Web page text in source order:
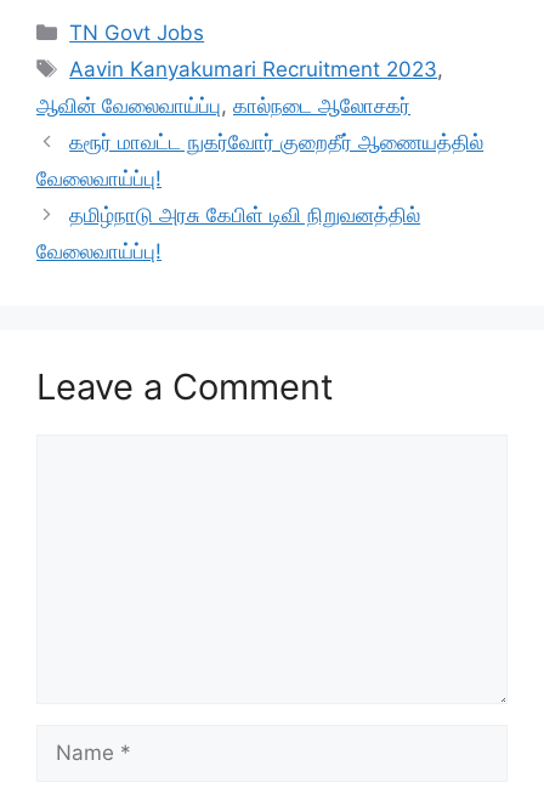
c
e
b
o
o
k
at
s
A
p
p
e
gr
a
m
e
Categories
TN Govt Jobs
Tags
Aavin Kanyakumari Recruitment 2023,
ஆவின் வேலைவாய்ப்பு, கால்நடை ஆலோசகர்
கரூர் மாவட்ட நுகர்வோர் குறைதீர் ஆணையத்தில்
வேலைவாய்ப்பு!
தமிழ்நாடு அரசு கேபிள் டிவி நிறுவனத்தில்
வேலைவாய்ப்பு!
Leave a Comment
Name